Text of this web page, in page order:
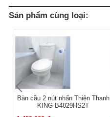
Sản phẩm cùng loại:
Bàn cầu 2 nút nhấn Thiên Thanh
KING B4829HS2T